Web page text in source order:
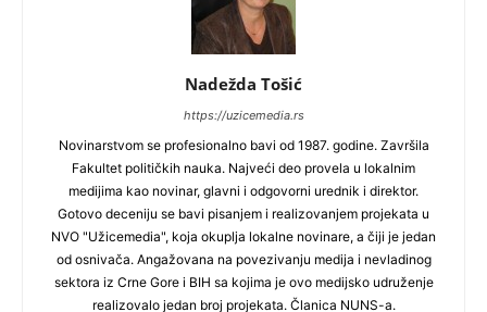
Nadežda Tošić
https://uzicemedia.rs
Novinarstvom se profesionalno bavi od 1987. godine. Završila
Fakultet političkih nauka. Najveći deo provela u lokalnim
medijima kao novinar, glavni i odgovorni urednik i direktor.
Gotovo deceniju se bavi pisanjem i realizovanjem projekata u
NVO "Užicemedia", koja okuplja lokalne novinare, a čiji je jedan
od osnivača. Angažovana na povezivanju medija i nevladinog
sektora iz Crne Gore i BIH sa kojima je ovo medijsko udruženje
realizovalo jedan broj projekata. Članica NUNS-a.